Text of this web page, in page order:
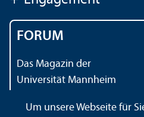
FORUM
Das Magazin der
Universität Mannheim
Um unsere Webseite für